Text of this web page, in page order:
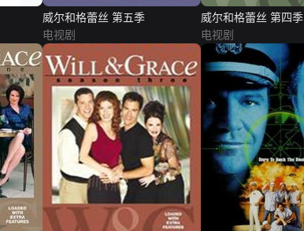
威尔和格蕾丝 第五季
电视剧
威尔和格蕾丝 第四季
电视剧